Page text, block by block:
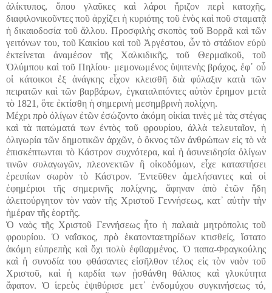
ἁλίκτυπος, ὅπου γλαῦκες καὶ λάροι ἤριζον περὶ κατοχῆς,
διαφιλονικοῦντες ποῦ ἀρχίζει ἡ κυριότης τοῦ ἑνὸς καὶ ποῦ σταματᾷ
ἡ δικαιοδοσία τοῦ ἄλλου. Προσφιλὴς σκοπὸς τοῦ Βορρᾶ καὶ τῶν
γειτόνων του, τοῦ Καικίου καὶ τοῦ Ἀργέστου, ὧν τὸ στάδιον εὐρὺ
ἐκτείνεται ἀναμέσον τῆς Χαλκιδικῆς, τοῦ Θερμαϊκοῦ, τοῦ
Ὀλύμπου καὶ τοῦ Πηλίου· μεμονωμένος ὑψιτενὴς βράχος, ἐφ᾽ οὗ
οἱ κάτοικοι ἐξ ἀνάγκης εἶχον κλεισθῆ διὰ φύλαξιν κατὰ τῶν
πειρατῶν καὶ τῶν βαρβάρων, ἐγκαταλιπόντες αὐτὸν ἔρημον μετὰ
τὸ 1821, ὅτε ἐκτίσθη ἡ σημερινὴ μεσημβρινὴ πολίχνη.
Μέχρι πρὸ ὀλίγων ἐτῶν ἐσώζοντο ἀκόμη οἰκίαι τινὲς μὲ τὰς στέγας
καὶ τὰ πατώματά των ἐντὸς τοῦ φρουρίου, ἀλλὰ τελευταῖον, ἡ
ὀλιγωρία τῶν δημοτικῶν ἀρχῶν, ὁ ὄκνος τῶν ἀνθρώπων εἰς τὸ νὰ
ἐπισκέπτωνται τὸ Κάστρον συχνότερα, καὶ ἡ ἀσυνειδησία ὀλίγων
τινῶν συλαγωγῶν, πλεονεκτῶν ἢ οἰκοδόμων, εἶχε καταστήσει
ἐρειπίων σωρὸν τὸ Κάστρον. Ἐντεῦθεν ἀμελήσαντες καὶ οἱ
ἐφημέριοι τῆς σημερινῆς πολίχνης, ἄφηναν ἀπὸ ἐτῶν ἤδη
ἀλειτούργητον τὸν ναὸν τῆς Χριστοῦ Γεννήσεως, κατ᾽ αὐτὴν τὴν
ἡμέραν τῆς ἑορτῆς.
Ὁ ναὸς τῆς Χριστοῦ Γεννήσεως ἦτο ἡ παλαιὰ μητρόπολις τοῦ
φρουρίου. Ὁ ναΐσκος, πρὸ ἑκατονταετηρίδων κτισθείς, ἵστατο
ἀκόμη εὐπρεπὴς καὶ ὅχι πολὺ ἐφθαρμένος. Ὁ παπα-Φραγκούλης
καὶ ἡ συνοδία του φθάσαντες εἰσῆλθον τέλος εἰς τὸν ναὸν τοῦ
Χριστοῦ, καὶ ἡ καρδία των ᾐσθάνθη θάλπος καὶ γλυκύτητα
ἄφατον. Ὁ ἱερεὺς ἐψιθύρισε μετ᾽ ἐνδομύχου συγκινήσεως τό,